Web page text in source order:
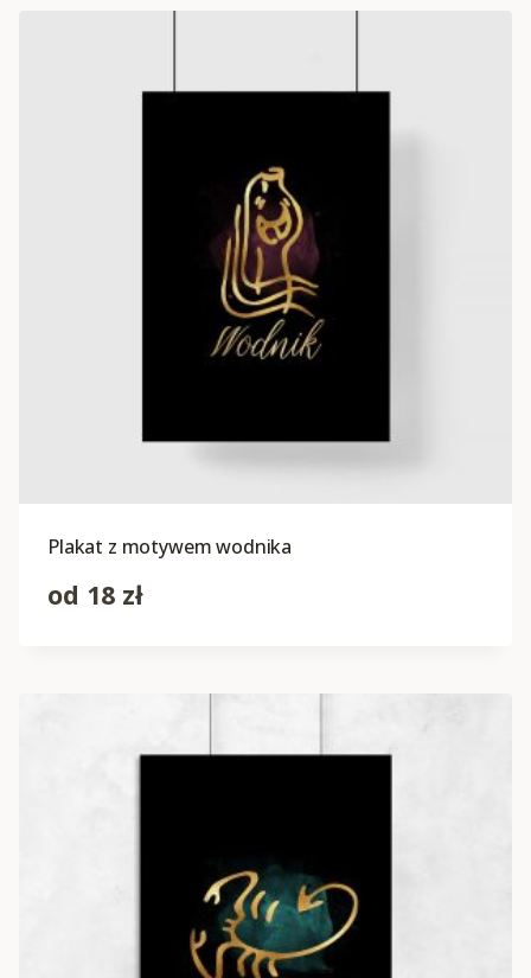
Plakat z motywem wodnika
od 18 zł